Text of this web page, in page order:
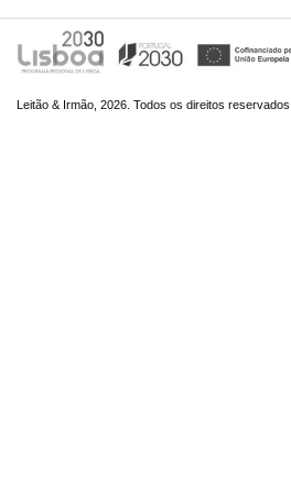
Leitão & Irmão, 2026. Todos os direitos reservados.